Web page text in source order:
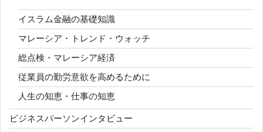
イスラム金融の基礎知識
マレーシア・トレンド・ウォッチ
総点検・マレーシア経済
従業員の勤労意欲を高めるために
人生の知恵・仕事の知恵
ビジネスパーソンインタビュー